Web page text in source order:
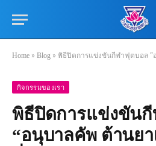
Home » Blog » พิธีปิดการแข่งขันกีฬาฟุตบอล “อนุบาลคัพ ต้า
กิจกรรมของเรา
พิธีปิดการแข่งขัน
“อนุบาลคัพ ต้านยา